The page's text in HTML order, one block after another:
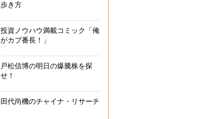
歩き方
投資ノウハウ満載コミック「俺
がカブ番長！」
戸松信博の明日の爆騰株を探
せ！
田代尚機のチャイナ・リサーチ